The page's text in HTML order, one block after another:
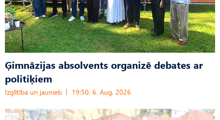
Ģimnāzijas absolvents organizē debates ar
politiķiem
Izglītība un jaunieši 19:50, 6. Aug, 2026